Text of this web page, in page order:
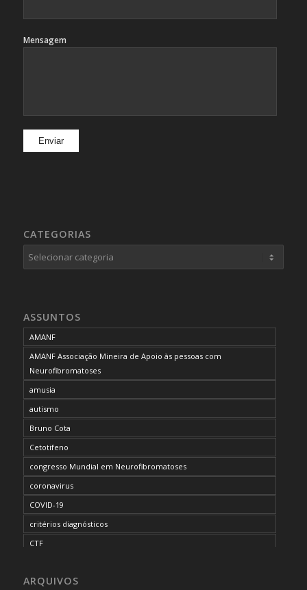
Mensagem
CATEGORIAS
Categorias
ASSUNTOS
AMANF
AMANF Associação Mineira de Apoio às pessoas com
Neurofibromatoses
amusia
autismo
Bruno Cota
Cetotifeno
congresso Mundial em Neurofibromatoses
coronavirus
COVID-19
critérios diagnósticos
CTF
desordem do processamento auditivo
ARQUIVOS